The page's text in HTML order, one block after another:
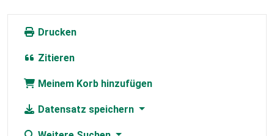
Drucken
Zitieren
Meinem Korb hinzufügen
Datensatz speichern